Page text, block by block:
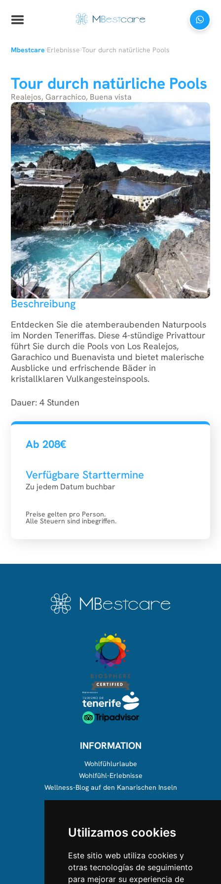
Utilizamos cookies
Este sitio web utiliza cookies y
otras tecnologías de seguimiento
para mejorar su experiencia de
Mbestcare›Erlebnisse›Tour durch natürliche Pools
Tour durch natürliche Pools
Realejos, Garrachico, Buena vista
Beschreibung
Entdecken Sie die atemberaubenden Naturpools
im Norden Teneriffas. Diese 4-stündige Privattour
führt Sie durch die Pools von Los Realejos,
Garachico und Buenavista und bietet malerische
Ausblicke und erfrischende Bäder in
kristallklaren Vulkangesteinspools.
Dauer: 4 Stunden
Ab 208€
Verfügbare Starttermine
Zu jedem Datum buchbar
Preise gelten pro Person.
Alle Steuern sind inbegriffen.
INFORMATION
Wohlfühlurlaube
Wohlfühl-Erlebnisse
Wellness-Blog auf den Kanarischen Inseln
Über uns
KONTAKTIEREN SIE UNS